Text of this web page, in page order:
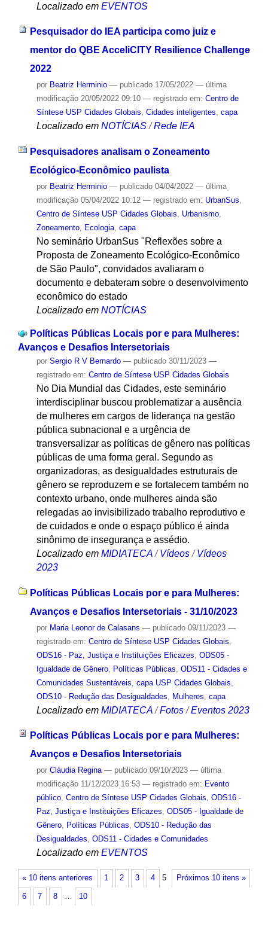
Localizado em EVENTOS
Pesquisador do IEA participa como juiz e
mentor do QBE AcceliCITY Resilience Challenge
2022
por Beatriz Herminio — publicado17/05/2022 — última
modificação20/05/2022 09:10 — registrado em: Centro de
Síntese USP Cidades Globais, Cidades inteligentes, capa
Localizado em NOTÍCIAS /Rede IEA
Pesquisadores analisam o Zoneamento
Ecológico-Econômico paulista
por Beatriz Herminio — publicado04/04/2022 — última
modificação05/04/2022 10:12 — registrado em: UrbanSus,
Centro de Síntese USP Cidades Globais, Urbanismo,
Zoneamento, Ecologia, capa
No seminário UrbanSus "Reflexões sobre a
Proposta de Zoneamento Ecológico-Econômico
de São Paulo", convidados avaliaram o
documento e debateram sobre o desenvolvimento
econômico do estado
Localizado em NOTÍCIAS
Políticas Públicas Locais por e para Mulheres:
Avanços e Desafios Intersetoriais
por Sergio R V Bernardo — publicado30/11/2023 —
registrado em: Centro de Síntese USP Cidades Globais
No Dia Mundial das Cidades, este seminário
interdisciplinar buscou problematizar a ausência
de mulheres em cargos de liderança na gestão
pública subnacional e a urgência de
transversalizar as políticas de gênero nas políticas
públicas de uma forma geral. Segundo as
organizadoras, as desigualdades estruturais de
gênero se reproduzem e se fortalecem também no
contexto urbano, onde mulheres ainda são
relegadas ao invisibilizado trabalho reprodutivo e
de cuidados e onde o espaço público é ainda
sinônimo de insegurança e assédio.
Localizado em MIDIATECA /Vídeos /Vídeos
2023
Políticas Públicas Locais por e para Mulheres:
Avanços e Desafios Intersetoriais - 31/10/2023
por Maria Leonor de Calasans — publicado09/11/2023 —
registrado em: Centro de Síntese USP Cidades Globais
ODS16 - Paz, Justiça e Instituições Eficazes ODS05 -
Igualdade de Gênero, Políticas Públicas ODS11 - Cidades e
Comunidades Sustentáveis capa USP Cidades Globais
ODS10 - Redução das Desigualdades
Mulheres capa
Localizado em MIDIATECA /Fotos /Eventos 2023
Políticas Públicas Locais por e para Mulheres:
Avanços e Desafios Intersetoriais
por Cláudia Regina — publicado09/10/2023 — última
modificação11/12/2023 16:53 — registrado em: Evento
público, Centro de Síntese USP Cidades Globais, ODS16 -
Paz, Justiça e Instituições Eficazes, ODS05 - Igualdade de
Gênero, Políticas Públicas, ODS10 - Redução das
Desigualdades, ODS11 - Cidades e Comunidades
Localizado em EVENTOS
« 10 itens anteriores Próximos 10 itens »
1 2 3 4 5
6 7 8 … 10